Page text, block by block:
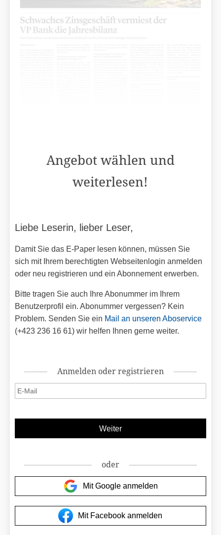
Angebot wählen und
weiterlesen!
Liebe Leserin, lieber Leser,
Damit Sie das E-Paper lesen können, müssen Sie
sich mit Ihrem berechtigten Webseitenlogin anmelden
oder neu registrieren und ein Abonnement erwerben.
Bitte tragen Sie auch Ihre Abonummer im Ihrem
Benutzerprofil ein. Abonummer vergessen? Kein
Problem. Senden Sie ein Mail an unseren Aboservice
(+423 236 16 61) wir helfen Ihnen gerne weiter.
Anmelden oder registrieren
oder
Mit Google anmelden
Mit Facebook anmelden